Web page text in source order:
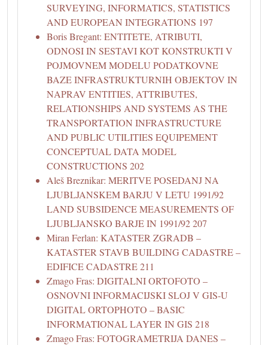
SURVEYING, INFORMATICS, STATISTICS
AND EUROPEAN INTEGRATIONS 197
Boris Bregant: ENTITETE, ATRIBUTI,
ODNOSI IN SESTAVI KOT KONSTRUKTI V
POJMOVNEM MODELU PODATKOVNE
BAZE INFRASTRUKTURNIH OBJEKTOV IN
NAPRAV ENTITIES, ATTRIBUTES,
RELATIONSHIPS AND SYSTEMS AS THE
TRANSPORTATION INFRASTRUCTURE
AND PUBLIC UTILITIES EQUIPEMENT
CONCEPTUAL DATA MODEL
CONSTRUCTIONS 202
Aleš Breznikar: MERITVE POSEDANJ NA
LJUBLJANSKEM BARJU V LETU 1991/92
LAND SUBSIDENCE MEASUREMENTS OF
LJUBLJANSKO BARJE IN 1991/92 207
Miran Ferlan: KATASTER ZGRADB –
KATASTER STAVB BUILDING CADASTRE –
EDIFICE CADASTRE 211
Zmago Fras: DIGITALNI ORTOFOTO –
OSNOVNI INFORMACIJSKI SLOJ V GIS-U
DIGITAL ORTOPHOTO – BASIC
INFORMATIONAL LAYER IN GIS 218
Zmago Fras: FOTOGRAMETRIJA DANES –